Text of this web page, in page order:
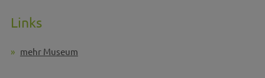
Links
mehr Museum